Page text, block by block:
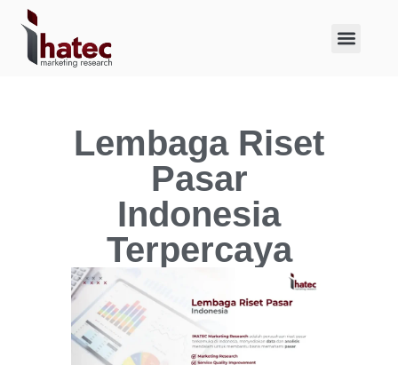
Lembaga Riset
Pasar
Indonesia
Terpercaya